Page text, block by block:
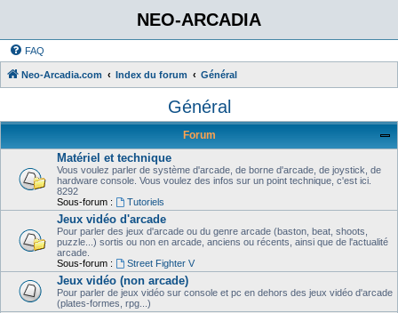
NEO-ARCADIA
FAQ
Neo-Arcadia.com Index du forum Général
Général
Forum
Matériel et technique
Vous voulez parler de système d'arcade, de borne d'arcade, de joystick, de
hardware console. Vous voulez des infos sur un point technique, c'est ici.
8292
Sous-forum :
Tutoriels
Jeux vidéo d'arcade
Pour parler des jeux d'arcade ou du genre arcade (baston, beat, shoots,
puzzle...) sortis ou non en arcade, anciens ou récents, ainsi que de l'actualité
arcade.
Sous-forum :
Street Fighter V
Jeux vidéo (non arcade)
Pour parler de jeux vidéo sur console et pc en dehors des jeux vidéo d'arcade
(plates-formes, rpg...)